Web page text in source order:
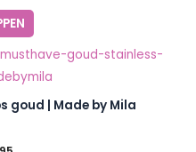
goud | Made by Mila